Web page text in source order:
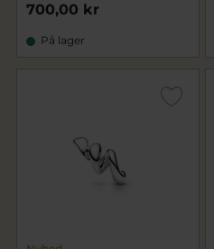
700,00 kr
På lager